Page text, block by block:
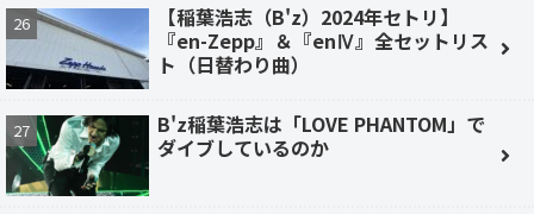
【稲葉浩志（B'z）2024年セトリ】
『en-Zepp』＆『enⅣ』全セットリス
ト（日替わり曲）
B'z稲葉浩志は「LOVE PHANTOM」で
ダイブしているのか